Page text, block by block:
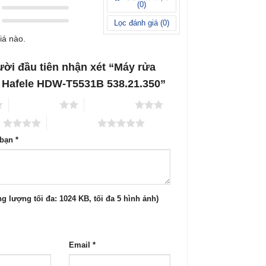
(0)
Lọc đánh giá (0)
nào.
đầu tiên nhận xét “Máy rửa
HDW-T5531B 538.21.350”
*
lượng tối đa: 1024 KB, tối đa 5 hình ảnh)
Email *